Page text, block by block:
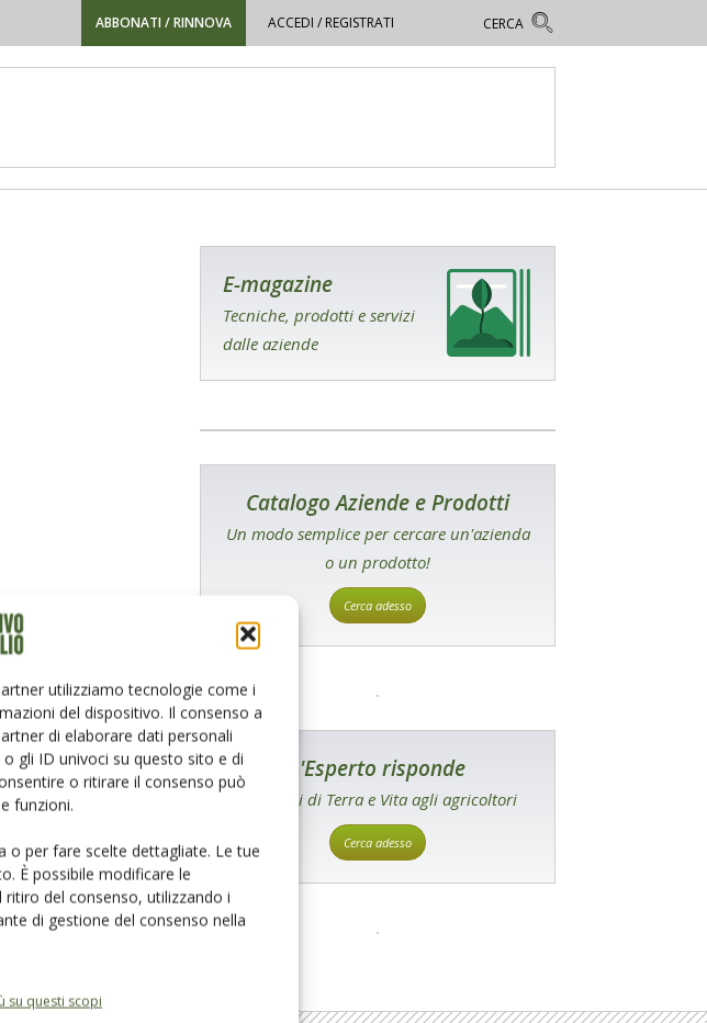
utilizziamo tecnologie come i
del dispositivo. Il consenso a
di elaborare dati personali
gli ID univoci su questo sito e di
o ritirare il consenso può
funzioni.
o per fare scelte dettagliate. Le tue
È possibile modificare le
del consenso, utilizzando i
di gestione del consenso nella
su questi scopi
ABBONATI / RINNOVA ACCEDI / REGISTRATI
E-magazine
Tecniche, prodotti e servizi
dalle aziende
Catalogo Aziende e Prodotti
Un modo semplice per cercare un'azienda
o un prodotto!
Cerca adesso
L'Esperto risponde
I consigli di Terra e Vita agli agricoltori
Cerca adesso